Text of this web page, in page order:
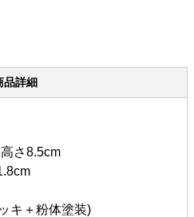
品詳細
さ8.5cm
キ＋粉体塗装)